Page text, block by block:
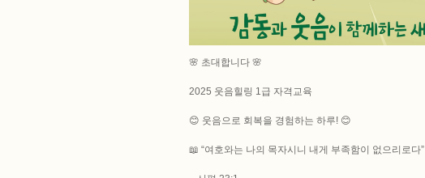
🌸 초대합니다 🌸
​2025 웃음힐링 1급 자격교육
😊 웃음으로 회복을 경험하는 하루! 😊
📖 “여호와는 나의 목자시니 내게 부족함이 없으리로다”